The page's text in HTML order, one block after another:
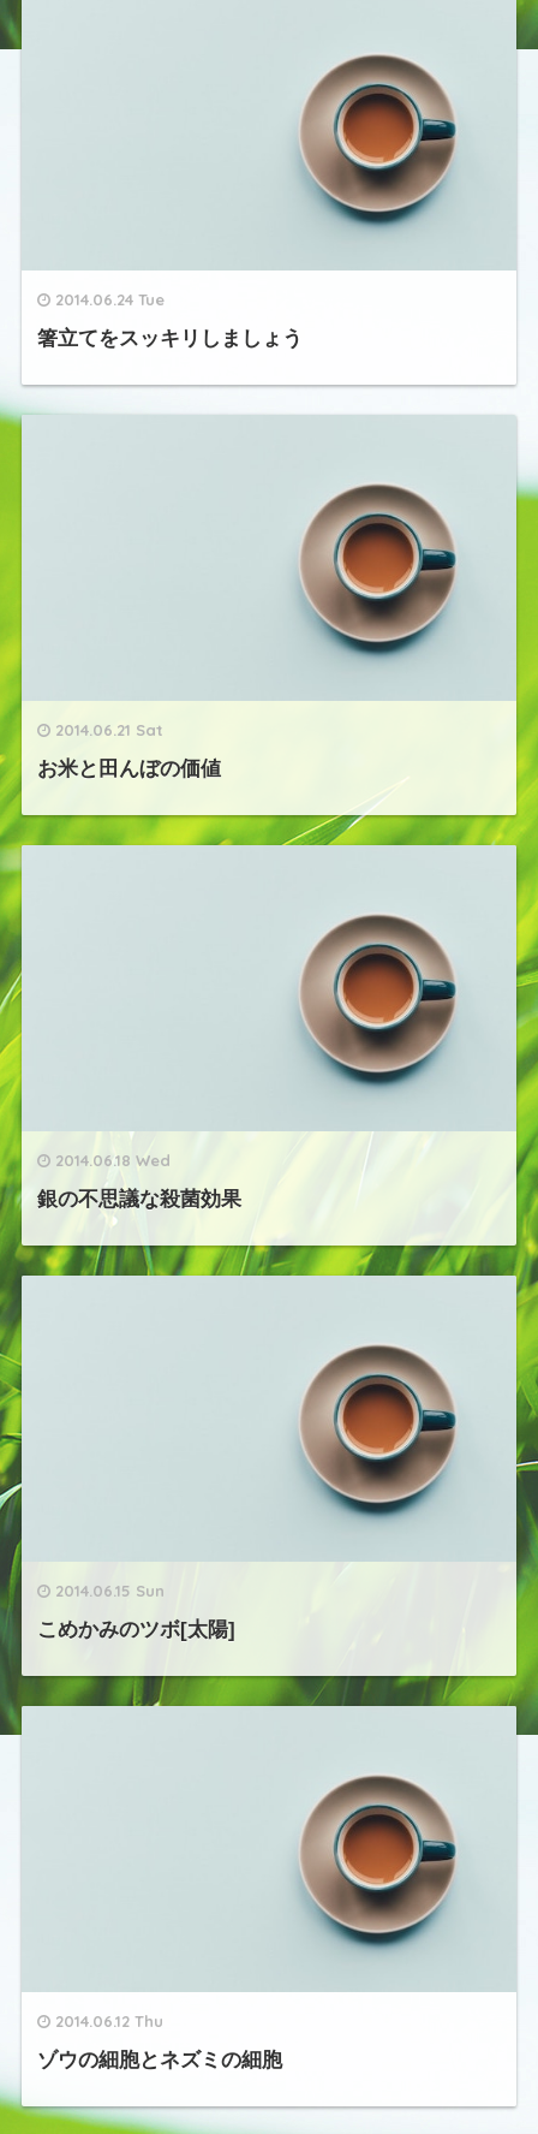
2014.06.24 Tue
箸立てをスッキリしましょう
2014.06.21 Sat
お米と田んぼの価値
2014.06.18 Wed
銀の不思議な殺菌効果
2014.06.15 Sun
こめかみのツボ[太陽]
2014.06.12 Thu
ゾウの細胞とネズミの細胞